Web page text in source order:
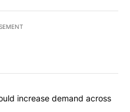
commented articles in the last
cuts could increase
increase demand across